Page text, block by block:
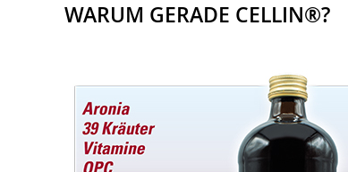
WARUM GERADE CELLIN®?